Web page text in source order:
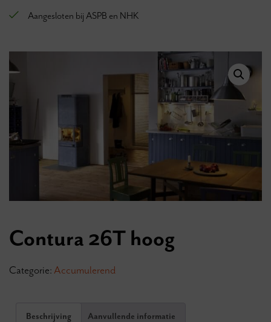
Aangesloten bij ASPB en NHK
Contura 26T hoog
Categorie:Accumulerend
Beschrijving Aanvullende informatie